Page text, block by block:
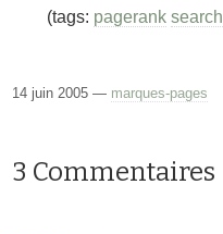
(tags: pagerank search
14 juin 2005 — marques-pages
3 Commentaires